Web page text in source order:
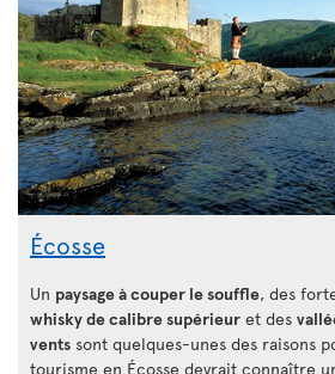
Écosse
Un paysage à couper le souffle, des
whisky de calibre supérieur et des
vents sont quelques-unes des raisons
tourisme en Écosse devrait connaître